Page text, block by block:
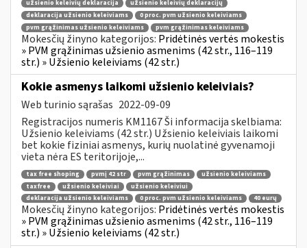
užsienio keleivių deklaracija
užsienio keleivių deklaracijų
deklaracija užsienio keleiviams
0 proc. pvm užsienio keleiviams
pvm grąžinimas užsienio keleiviams
pvm grąžinimas keleiviams
Mokesčių žinyno kategorijos: Pridėtinės vertės mokestis
» PVM grąžinimas užsienio asmenims (42 str., 116–119
str.) » Užsienio keleiviams (42 str.)
Kokie asmenys laikomi užsienio keleiviais?
Web turinio sąrašas 2022-09-09
Registracijos numeris KM1167 Ši informacija skelbiama:
Užsienio keleiviams (42 str.) Užsienio keleiviais laikomi
bet kokie fiziniai asmenys, kurių nuolatinė gyvenamoji
vieta nėra ES teritorijoje,...
tax free shoping pvmį 42 str pvm grąžinimas
užsienio keleiviams
taxfree
užsienio keleiviai
užsienio keleiviui
deklaracija užsienio keleiviams
0 proc. pvm užsienio keleiviams 40 eurų
Mokesčių žinyno kategorijos: Pridėtinės vertės mokestis
» PVM grąžinimas užsienio asmenims (42 str., 116–119
str.) » Užsienio keleiviams (42 str.)